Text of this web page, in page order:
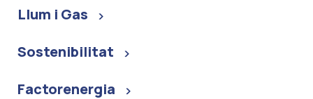
Llum i Gas
Sostenibilitat
Factorenergia